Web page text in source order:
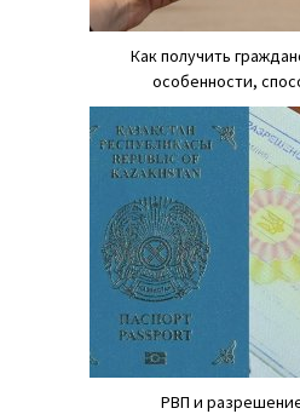
Как получить
особенности,
РВП и